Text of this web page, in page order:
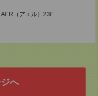
（アエル）23F
へ